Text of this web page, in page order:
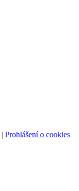
| Prohlášení o cookies